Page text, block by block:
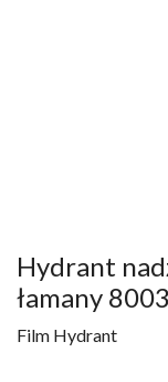
Hydrant
łamany
Film Hydrant